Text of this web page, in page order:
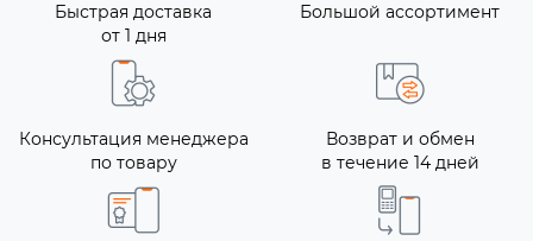
Быстрая доставка
от 1 дня
Большой ассортимент
Консультация менеджера
по товару
Возврат и обмен
в течение 14 дней